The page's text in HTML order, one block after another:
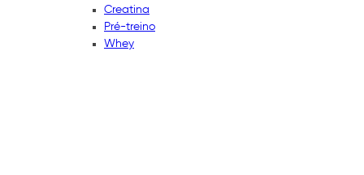
Creatina
Pré-treino
Whey